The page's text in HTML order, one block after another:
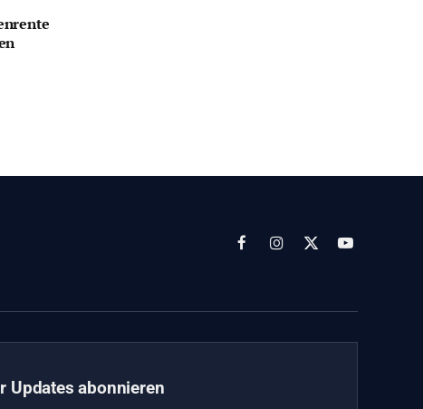
FacebookInstagram
X
YouTube
Updates abonnieren